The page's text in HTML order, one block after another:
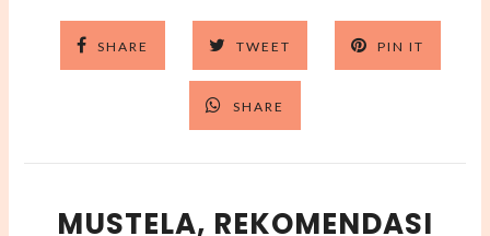
SHARE TWEET PIN IT
SHARE
MUSTELA, REKOMENDASI